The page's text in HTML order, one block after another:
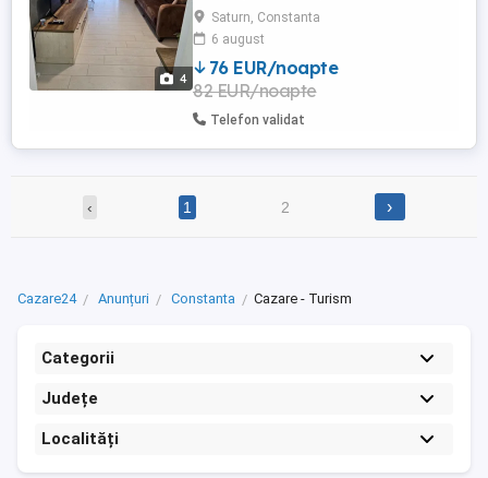
4
Saturn Mangalia... Poziție ideală
*Apartamentul se află poziționat pe
strada Henny Ignatie Nr. 6 într-un complex
rezidențial (hotel) din stațiunea Saturn
(cea mai frumoasă stațiune din sudul
litoralului ...
Saturn, Constanta
6 august
76 EUR/noapte
82 EUR/noapte
Telefon validat
‹ 1 2 ›
Cazare24 Anunțuri Constanta Cazare - Turism
Categorii
Județe
Localități